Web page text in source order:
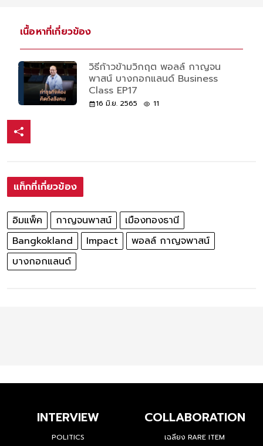
เนื้อหาที่เกี่ยวข้อง
วิธีก้าวข้ามวิกฤต พอลล์ กาญจน
พาสน์ บางกอกแลนด์ Business
Class EP17
16 มิ.ย. 2565 11
แท็กที่เกี่ยวข้อง
อิมแพ็ค กาญจนพาสน์
เมืองทองธานี
Bangkokland
Impact
พอลล์ กาญจพาสน์
บางกอกแลนด์
INTERVIEW
POLITICS
COLLABORATION
เฉลียง RARE ITEM